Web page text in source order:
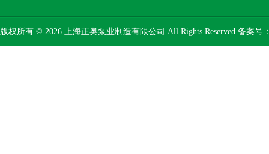
版权所有 © 2026 上海正奥泵业制造有限公司 All Rights Reserved 备案号